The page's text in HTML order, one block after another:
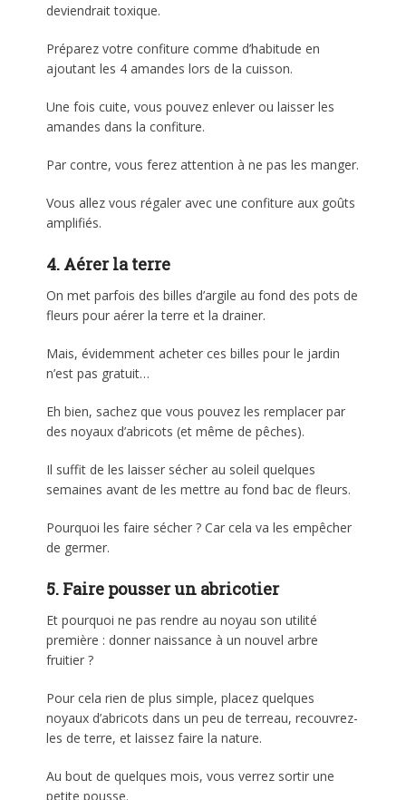
deviendrait toxique.
Préparez votre confiture comme d’habitude en
ajoutant les 4 amandes lors de la cuisson.
Une fois cuite, vous pouvez enlever ou laisser les
amandes dans la confiture.
Par contre, vous ferez attention à ne pas les manger.
Vous allez vous régaler avec une confiture aux goûts
amplifiés.
4. Aérer la terre
On met parfois des billes d’argile au fond des pots de
fleurs pour aérer la terre et la drainer.
Mais, évidemment acheter ces billes pour le jardin
n’est pas gratuit…
Eh bien, sachez que vous pouvez les remplacer par
des noyaux d’abricots (et même de pêches).
Il suffit de les laisser sécher au soleil quelques
semaines avant de les mettre au fond bac de fleurs.
Pourquoi les faire sécher ? Car cela va les empêcher
de germer.
5. Faire pousser un abricotier
Et pourquoi ne pas rendre au noyau son utilité
première : donner naissance à un nouvel arbre
fruitier ?
Pour cela rien de plus simple, placez quelques
noyaux d’abricots dans un peu de terreau, recouvrez-
les de terre, et laissez faire la nature.
Au bout de quelques mois, vous verrez sortir une
petite pousse.